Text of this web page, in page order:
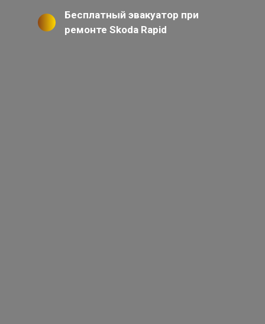
Бесплатный эвакуатор при
ремонте Skoda Rapid